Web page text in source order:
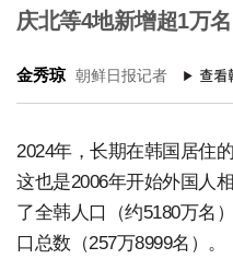
庆北等4地新增超1万名
金秀琼 朝鲜日报记者
2024年，长期在韩国居住
这也是2006年开始外国人
了全韩人口（约5180万名
口总数（257万8999名）。